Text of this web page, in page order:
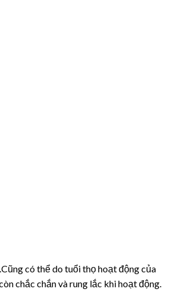
có thể do tuổi thọ hoạt động của
chắc chắn và rung lắc khi hoạt động.